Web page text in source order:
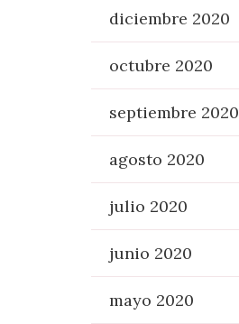
diciembre 2020
octubre 2020
septiembre 2020
agosto 2020
julio 2020
junio 2020
mayo 2020